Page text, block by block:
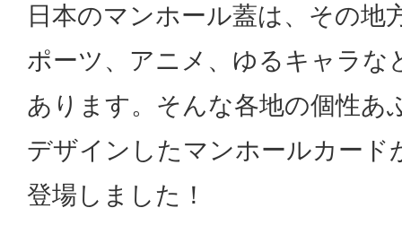
日本のマンホール蓋は、その地
ポーツ、アニメ、ゆるキャラな
あります。そんな各地の個性あ
デザインしたマンホールカード
登場しました！